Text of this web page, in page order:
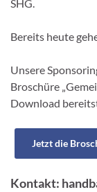
SHG.
Bereits heute
Unsere
Broschüre
Download
Jetzt die
Kontakt: